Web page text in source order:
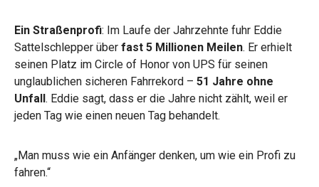
Ein Straßenprofi: Im Laufe der Jahrzehnte fuhr Eddie
Sattelschlepper über fast 5 Millionen Meilen. Er erhielt
seinen Platz im Circle of Honor von UPS für seinen
unglaublichen sicheren Fahrrekord – 51 Jahre ohne
Unfall. Eddie sagt, dass er die Jahre nicht zählt, weil er
jeden Tag wie einen neuen Tag behandelt.
„Man muss wie ein Anfänger denken, um wie ein Profi zu
fahren.“